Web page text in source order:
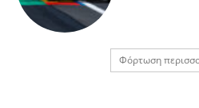
Φόρτωση